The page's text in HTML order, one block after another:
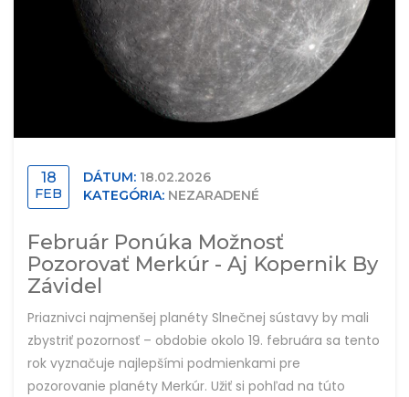
18
FEB
DÁTUM: 18.02.2026
KATEGÓRIA: NEZARADENÉ
Február Ponúka Možnosť
Pozorovať Merkúr - Aj Kopernik By
Závidel
Priaznivci najmenšej planéty Slnečnej sústavy by mali
zbystriť pozornosť – obdobie okolo 19. februára sa tento
rok vyznačuje najlepšími podmienkami pre
pozorovanie planéty Merkúr. Užiť si pohľad na túto